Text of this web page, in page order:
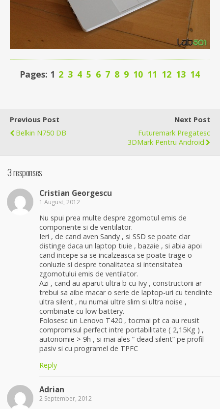
Pages: 1 2 3 4 5 6 7 8 9 10 11 12 13 14
Previous Post
Belkin N750 DB
Next Post
Futuremark Pregatesc
3DMark Pentru Android
3 responses
Cristian Georgescu
1 August, 2012
Nu spui prea multe despre zgomotul emis de
componente si de ventilator.
Ieri , de cand aven Sandy , si SSD se poate clar
distinge daca un laptop tiuie , bazaie , si abia apoi
cand incepe sa se incalzeasca se poate trage o
conluzie si despre tonalitatea si intensitatea
zgomotului emis de ventilator.
Azi , cand au aparut ultra b cu Ivy , constructorii ar
trebui sa aibe macar o serie de laptop-uri cu tendinte
ultra silent , nu numai ultre slim si ultra noise ,
combinate cu low battery.
Folosesc un Lenovo T420 , tocmai pt ca au reusit
compromisul perfect intre portabilitate ( 2,15Kg ) ,
autonomie > 9h , si mai ales ” dead silent” pe profil
pasiv si cu programel de TPFC
Reply
Adrian
2 September, 2012